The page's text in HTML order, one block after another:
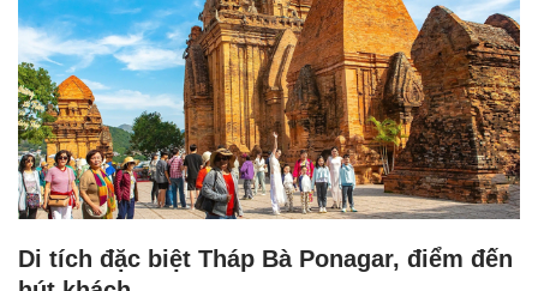
Di tích đặc biệt Tháp Bà Ponagar, điểm đến